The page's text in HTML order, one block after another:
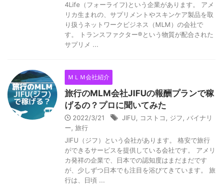
4Life（フォーライフ)という企業があります。 アメ
リカ生まれの、サプリメントやスキンケア製品を取
り扱うネットワークビジネス（MLM）の会社で
す。 トランスファクター®という物質が配合された
サプリメ ...
ＭＬＭ会社紹介
旅行のMLM会社JIFUの報酬プランで稼
げるの？プロに聞いてみた
2022/3/21 JIFU コストコ ジフ
バイナリ
ー 旅行
JIFU（ジフ）という会社があります。 格安で旅行
ができるサービスを提供している会社です。 アメリ
カ発祥の企業で、日本での認知度はまだまだです
が、少しずつ日本でも注目を浴びてきています。 旅
行は、日頃 ...